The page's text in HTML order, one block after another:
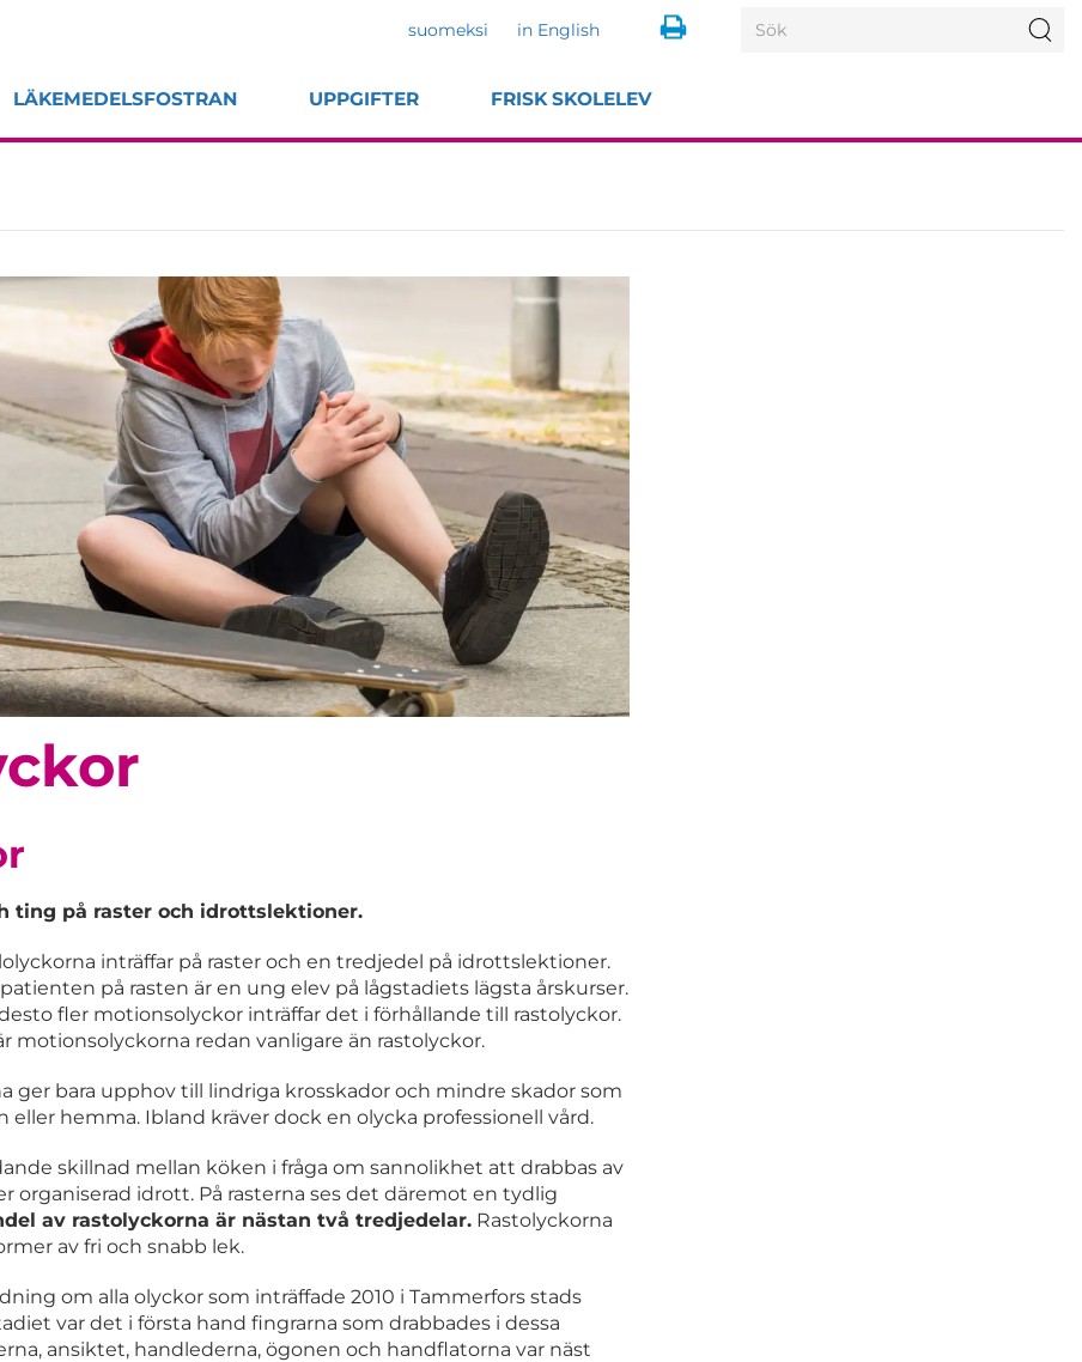
Search
suomeksi in English
LÄKEMEDELSFOSTRAN UPPGIFTER FRISK SKOLELEV
ting på raster och idrottslektioner.
inträffar på raster och en tredjedel på idrottslektioner.
på rasten är en ung elev på lågstadiets lägsta årskurser.
fler motionsolyckor inträffar det i förhållande till rastolyckor.
motionsolyckorna redan vanligare än rastolyckor.
ger bara upphov till lindriga krosskador och mindre skador som
eller hemma. Ibland kräver dock en olycka professionell vård.
skillnad mellan köken i fråga om sannolikhet att drabbas av
organiserad idrott. På rasterna ses det däremot en tydlig
av rastolyckorna är nästan två tredjedelar. Rastolyckorna
av fri och snabb lek.
om alla olyckor som inträffade 2010 i Tammerfors stads
var det i första hand fingrarna som drabbades i dessa
ansiktet, handlederna, ögonen och handflatorna var näst